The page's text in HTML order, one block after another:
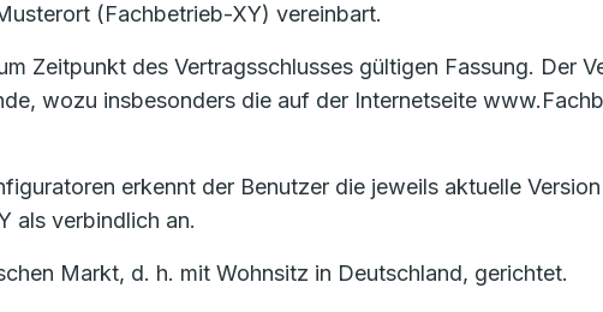
(Fachbetrieb-XY) vereinbart.
Zeitpunkt des Vertragsschlusses gültigen Fassung. Der
wozu insbesonders die auf der Internetseite
erkennt der Benutzer die jeweils aktuelle
als verbindlich an.
Markt, d. h. mit Wohnsitz in Deutschland, gerichtet.